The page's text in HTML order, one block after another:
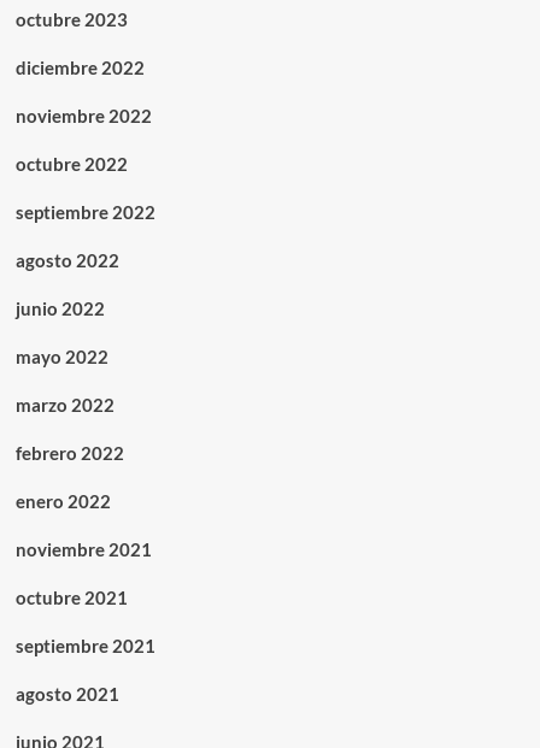
octubre 2023
diciembre 2022
noviembre 2022
octubre 2022
septiembre 2022
agosto 2022
junio 2022
mayo 2022
marzo 2022
febrero 2022
enero 2022
noviembre 2021
octubre 2021
septiembre 2021
agosto 2021
junio 2021